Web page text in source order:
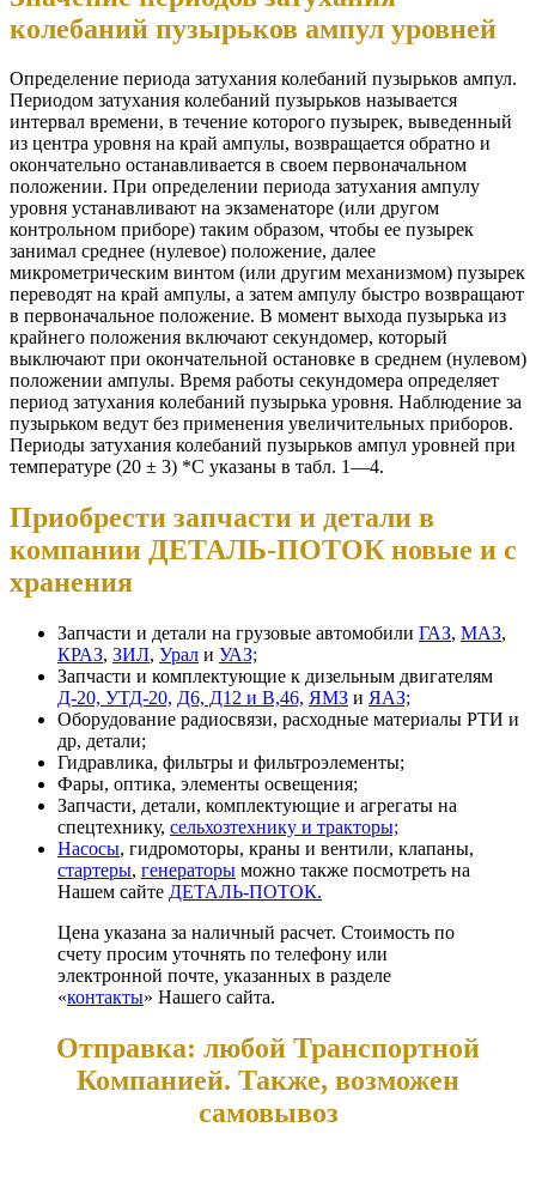
колебаний пузырьков ампул уровней
Определение периода затухания колебаний пузырьков ампул.
Периодом затухания колебаний пузырьков называется
интервал времени, в течение которого пузырек, выведенный
из центра уровня на край ампулы, возвращается обратно и
окончательно останавливается в своем первоначальном
положении. При определении периода затухания ампулу
уровня устанавливают на экзаменаторе (или другом
контрольном приборе) таким образом, чтобы ее пузырек
занимал среднее (нулевое) положение, далее
микрометрическим винтом (или другим механизмом) пузырек
переводят на край ампулы, а затем ампулу быстро возвращают
в первоначальное положение. В момент выхода пузырька из
крайнего положения включают секундомер, который
выключают при окончательной остановке в среднем (нулевом)
положении ампулы. Время работы секундомера определяет
период затухания колебаний пузырька уровня. Наблюдение за
пузырьком ведут без применения увеличительных приборов.
Периоды затухания колебаний пузырьков ампул уровней при
температуре (20 ± 3) *С указаны в табл. 1—4.
Приобрести запчасти и детали в
компании ДЕТАЛЬ-ПОТОК новые и с
хранения
Запчасти и детали на грузовые автомобили ГАЗ, МАЗ,
КРАЗ, ЗИЛ, Урал и УАЗ;
Запчасти и комплектующие к дизельным двигателям
Д-20, УТД-20, Д6, Д12 и В,46, ЯМЗ и ЯАЗ;
Оборудование радиосвязи, расходные материалы РТИ и
др, детали;
Гидравлика, фильтры и фильтроэлементы;
Фары, оптика, элементы освещения;
Запчасти, детали, комплектующие и агрегаты на
спецтехнику, сельхозтехнику и тракторы;
Насосы, гидромоторы, краны и вентили, клапаны,
стартеры, генераторы можно также посмотреть на
Нашем сайте ДЕТАЛЬ-ПОТОК.
Цена указана за наличный расчет. Стоимость по
счету просим уточнять по телефону или
электронной почте, указанных в разделе
«контакты» Нашего сайта.
Отправка: любой Транспортной
Компанией. Также, возможен
самовывоз